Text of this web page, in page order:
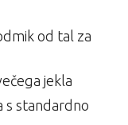
od tal za
jekla
s standardno